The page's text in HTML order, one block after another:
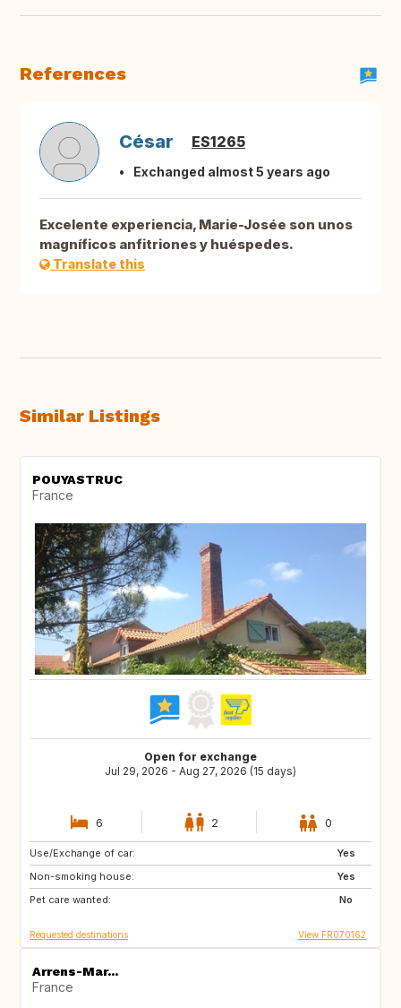
References
César ES1265
Exchanged almost 5 years ago
Excelente experiencia, Marie-Josée son unos
magníficos anfitriones y huéspedes.
Translate this
Similar Listings
POUYASTRUC
France
Open for exchange
Jul 29, 2026 - Aug 27, 2026 (15 days)
6 2 0
Use/Exchange of car:
Yes
Non-smoking house:
Yes
Pet care wanted:
No
GB
CH
Requested destinations View FR070162
Arrens-Mar...
France